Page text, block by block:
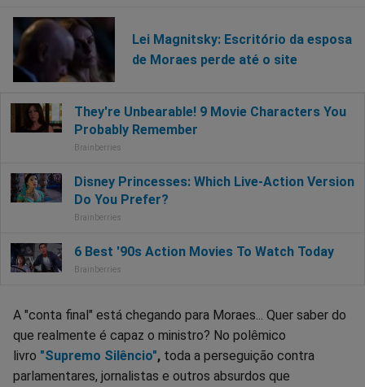
Lei Magnitsky: Escritório da esposa
de Moraes perde até o site
A "conta final" está chegando para Moraes... Quer saber do
que realmente é capaz o ministro? No polêmico
livro "Supremo Silêncio", toda a perseguição contra
parlamentares, jornalistas e outros absurdos que